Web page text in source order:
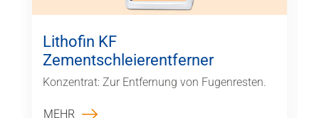
Lithofin KF
Zementschleierentferner
Konzentrat: Zur Entfernung von Fugenresten.
MEHR